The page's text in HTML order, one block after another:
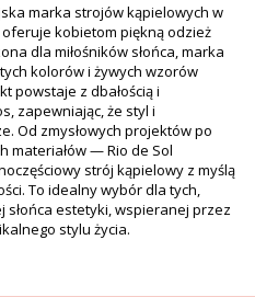
produkcie
(Pozostałe akcesoria nie są
M (7899810439338),
marka strojów kąpielowych w
kobietom piękną odzież
dla miłośników słońca, marka
kolorów i żywych wzorów
powstaje z dbałością i
zapewniając, że styl i
Od zmysłowych projektów po
materiałów — Rio de Sol
strój kąpielowy z myślą
To idealny wybór dla tych,
słońca estetyki, wspieranej przez
stylu życia.